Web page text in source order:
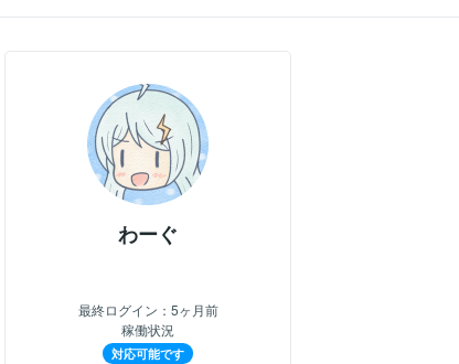
わーぐ
最終ログイン： 5ヶ月前
稼働状況
対応可能です